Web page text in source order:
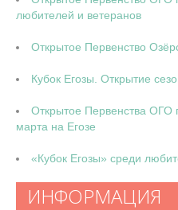
любителей и ветеранов
Открытое Первенство
Кубок Егозы. Открытие
Открытое Первенства ОГО
марта на Егозе
«Кубок Егозы» среди
ИНФОРМАЦИЯ